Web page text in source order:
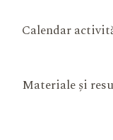
Calendar
Materiale și